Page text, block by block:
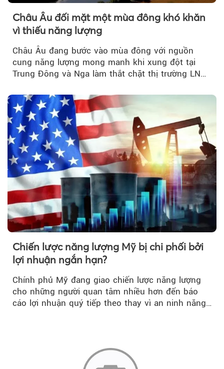
Châu Âu đối mặt một mùa đông khó khăn
vì thiếu năng lượng
Châu Âu đang bước vào mùa đông với nguồn
cung năng lượng mong manh khi xung đột tại
Trung Đông và Nga làm thắt chặt thị trường LNG
lo ngại.
Chiến lược năng lượng Mỹ bị chi phối bởi
lợi nhuận ngắn hạn?
Chính phủ Mỹ đang giao chiến lược năng lượng
cho những người quan tâm nhiều hơn đến báo
cáo lợi nhuận quý tiếp theo thay vì an ninh năng